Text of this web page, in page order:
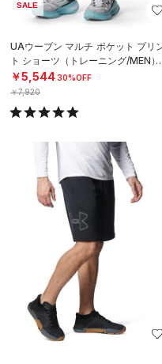
SALE
UAウーブン マルチ ポケット プリ
ト ショーツ（トレーニング/MEN）
￥5,54430%OFF
￥7,920